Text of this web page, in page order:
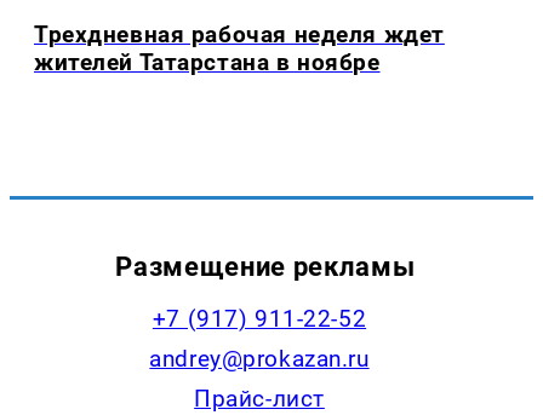
Трехдневная рабочая неделя ждет
жителей Татарстана в ноябре
Размещение рекламы
+7 (917) 911-22-52
andrey@prokazan.ru
Прайс-лист